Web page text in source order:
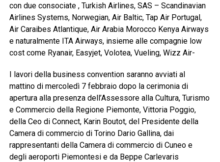
con due consociate , Turkish Airlines, SAS – Scandinavian
Airlines Systems, Norwegian, Air Baltic, Tap Air Portugal,
Air Caraibes Atlantique, Air Arabia Morocco Kenya Airways
e naturalmente ITA Airways, insieme alle compagnie low
cost come Ryanair, Easyjet, Volotea, Vueling, Wizz Air-
I lavori della business convention saranno avviati al
mattino di mercoledì 7 febbraio dopo la cerimonia di
apertura alla presenza dell’Assessore alla Cultura, Turismo
e Commercio della Regione Piemonte, Vittoria Poggio,
della Ceo di Connect, Karin Boutot, del Presidente della
Camera di commercio di Torino Dario Gallina, dai
rappresentanti della Camera di commercio di Cuneo e
degli aeroporti Piemontesi e da Beppe Carlevaris